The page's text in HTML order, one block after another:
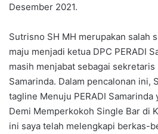
Desember 2021.
Sutrisno SH MH merupakan salah
maju menjadi ketua DPC PERADI
masih menjabat sebagai sekretaris
Samarinda. Dalam pencalonan ini,
tagline Menuju PERADI
Demi Memperkokoh Single Bar di
ini saya telah melengkapi berkas-